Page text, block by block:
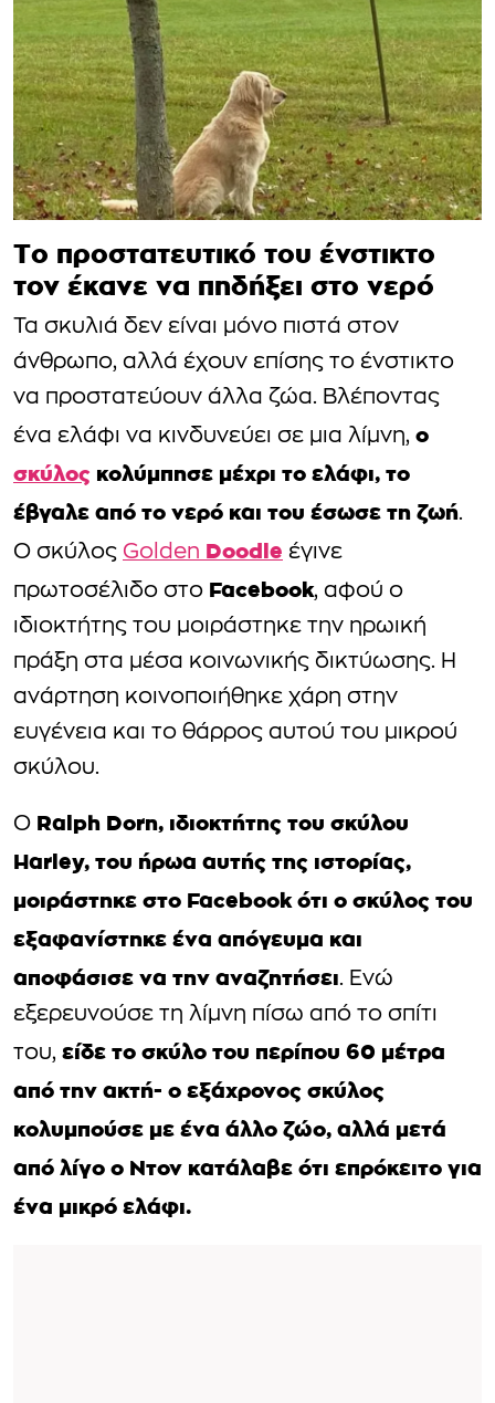
Το προστατευτικό του ένστικτο
τον έκανε να πηδήξει στο νερό
Τα σκυλιά δεν είναι μόνο πιστά στον
άνθρωπο, αλλά έχουν επίσης το ένστικτο
να προστατεύουν άλλα ζώα. Βλέποντας
ένα ελάφι να κινδυνεύει σε μια λίμνη, ο
σκύλος κολύμπησε μέχρι το ελάφι, το
έβγαλε από το νερό και του έσωσε τη ζωή.
Ο σκύλος Golden Doodle έγινε
πρωτοσέλιδο στο Facebook, αφού ο
ιδιοκτήτης του μοιράστηκε την ηρωική
πράξη στα μέσα κοινωνικής δικτύωσης. Η
ανάρτηση κοινοποιήθηκε χάρη στην
ευγένεια και το θάρρος αυτού του μικρού
σκύλου.
Ο Ralph Dorn, ιδιοκτήτης του σκύλου
Harley, του ήρωα αυτής της ιστορίας,
μοιράστηκε στο Facebook ότι ο σκύλος του
εξαφανίστηκε ένα απόγευμα και
αποφάσισε να την αναζητήσει. Ενώ
εξερευνούσε τη λίμνη πίσω από το σπίτι
του, είδε το σκύλο του περίπου 60 μέτρα
από την ακτή- ο εξάχρονος σκύλος
κολυμπούσε με ένα άλλο ζώο, αλλά μετά
από λίγο ο Ντον κατάλαβε ότι επρόκειτο για
ένα μικρό ελάφι.